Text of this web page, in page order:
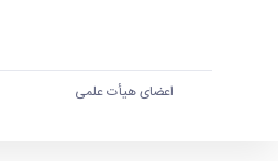
اعضای هیأت علمی